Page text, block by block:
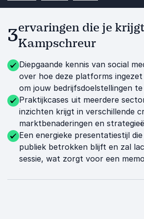
3ervaringen die je
Kampschreur
Diepgaande kennis van social
over hoe deze platforms
om jouw bedrijfsdoelstellingen
Praktijkcases uit meerdere
inzichten krijgt in verschillende
marktbenaderingen en
Een energieke presentatiestijl
publiek betrokken blijft en zal
sessie, wat zorgt voor een